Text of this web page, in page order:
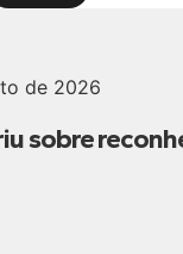
de 2026
sobre